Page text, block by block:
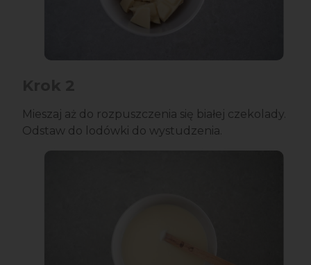
Mieszaj aż do rozpuszczenia się białej czekolady.
Odstaw do lodówki do wystudzenia.